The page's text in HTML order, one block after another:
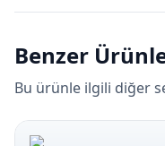
Benzer
Bu ürünle ilgili diğer